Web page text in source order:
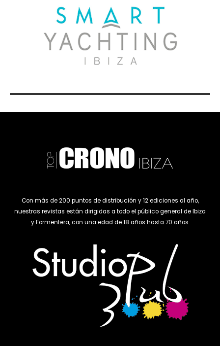
Con más de 200 puntos de distribución y 12 ediciones al año,
nuestras revistas están dirigidas a todo el público general de Ibiza
y Formentera, con una edad de 18 años hasta 70 años.